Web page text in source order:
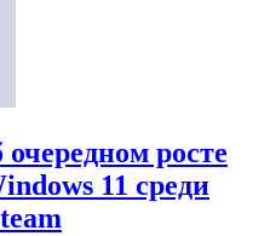
росте
11 среди